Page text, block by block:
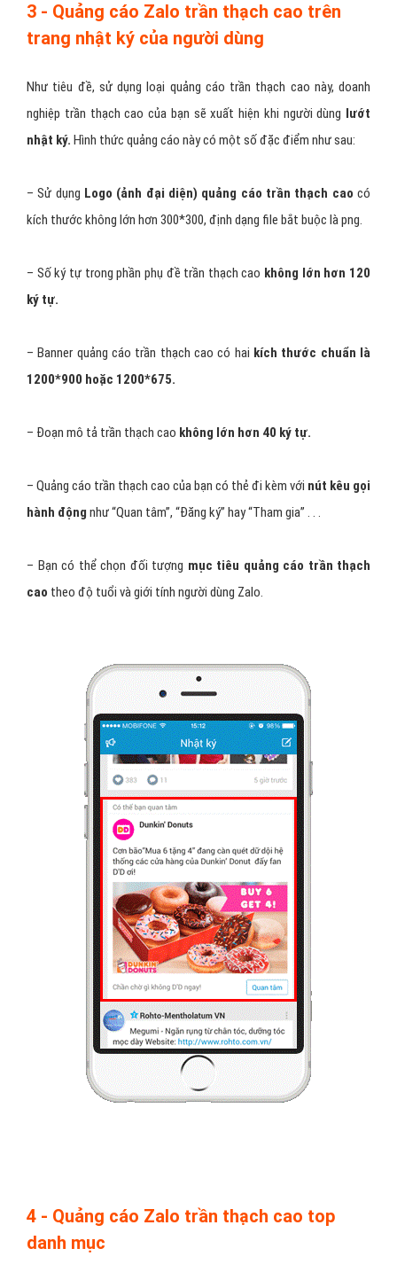
3 - Quảng cáo Zalo trần thạch cao trên
trang nhật ký của người dùng
Như tiêu đề, sử dụng loại quảng cáo trần thạch cao này, doanh
nghiệp trần thạch cao của bạn sẽ xuất hiện khi người dùng lướt
nhật ký. Hình thức quảng cáo này có một số đặc điểm như sau:
– Sử dụng Logo (ảnh đại diện) quảng cáo trần thạch cao có
kích thước không lớn hơn 300*300, định dạng file bắt buộc là png.
– Số ký tự trong phần phụ đề trần thạch cao không lớn hơn 120
ký tự.
– Banner quảng cáo trần thạch cao có hai kích thước chuẩn là
1200*900 hoặc 1200*675.
– Đoạn mô tả trần thạch cao không lớn hơn 40 ký tự.
– Quảng cáo trần thạch cao của bạn có thẻ đi kèm với nút kêu gọi
hành động như “Quan tâm”, “Đăng ký” hay “Tham gia” . . .
– Bạn có thể chọn đối tượng mục tiêu quảng cáo trần thạch
cao theo độ tuổi và giới tính người dùng Zalo.
4 - Quảng cáo Zalo trần thạch cao top
danh mục